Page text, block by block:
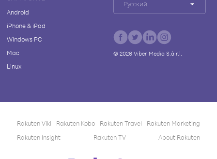
Android
iPhone & iPad
Windows PC
Mac
Linux
Русский
© 2026Viber Media S.à r.l.
Rakuten Viki Rakuten Kobo Rakuten Travel
Rakuten Marketing
Rakuten Insight
Rakuten TV About Rakuten